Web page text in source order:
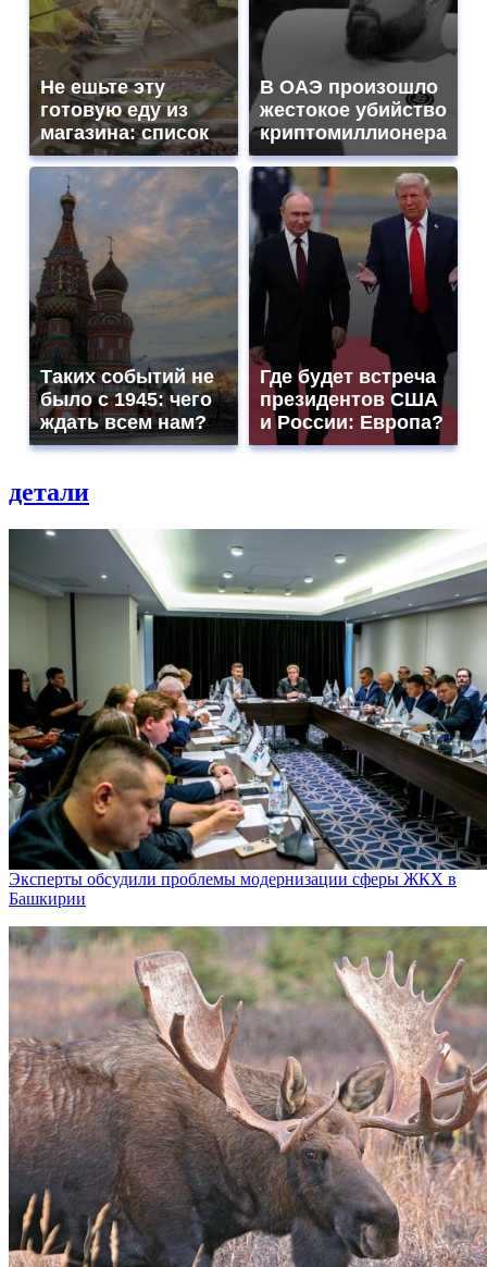
Не ешьте эту
готовую еду из
магазина: список
В ОАЭ произошло
жестокое убийство
криптомиллионера
Таких событий не
было с 1945: чего
ждать всем нам?
Где будет встреча
президентов США
и России: Европа?
детали
Эксперты обсудили проблемы модернизации сферы ЖКХ в
Башкирии